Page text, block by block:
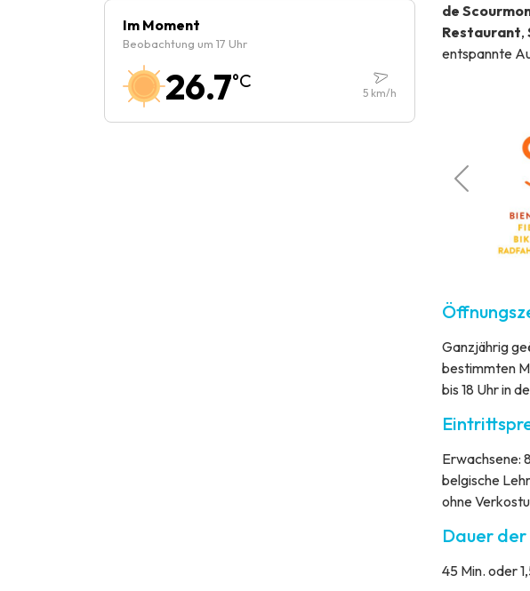
Freitag :Geschlossen
Samstag :
Sonntag :10:00- 19:00
Im Moment
Beobachtung um 17 Uhr
26.7°C
5km/h
de
Restaurant,
entspannte
Ganzjährig
bestimmten
bis 18 Uhr in
Erwachsene:
belgische
ohne
Dauer
45 Min. oder